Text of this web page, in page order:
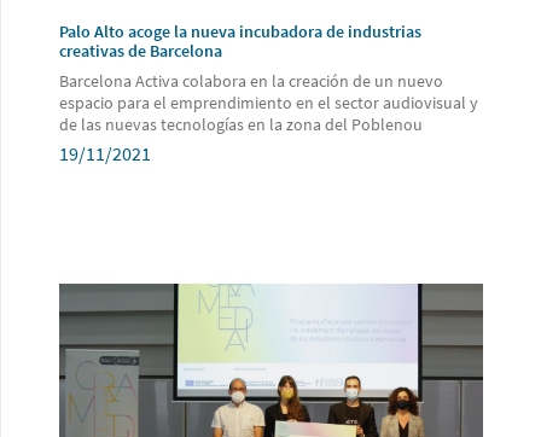
Palo Alto acoge la nueva incubadora de industrias
creativas de Barcelona
Barcelona Activa colabora en la creación de un nuevo
espacio para el emprendimiento en el sector audiovisual y
de las nuevas tecnologías en la zona del Poblenou
19/11/2021